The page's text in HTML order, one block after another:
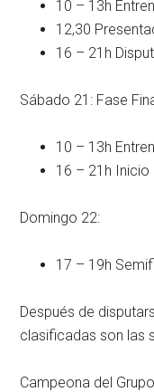
10 – 13h
12,30
16 – 21h
Sábado 21: Fase
10 – 13h
16 – 21h Inicio
Domingo 22:
17 – 19h
Después de
clasificadas son las
Campeona del